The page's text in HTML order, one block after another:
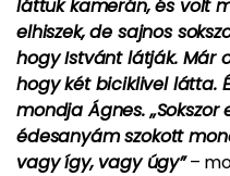
láttuk kamerán, és volt
elhiszek, de sajnos
hogy Istvánt látják. Már
hogy két biciklivel látta.
mondja Ágnes.
édesanyám szokott
vagy így, vagy úgy”–